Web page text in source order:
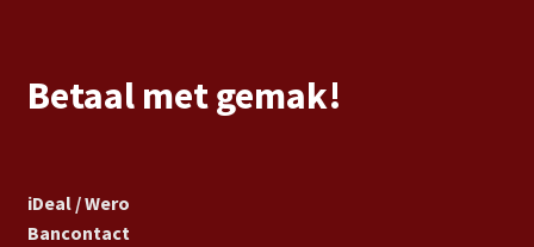
Betaal met gemak!
iDeal / Wero
Bancontact